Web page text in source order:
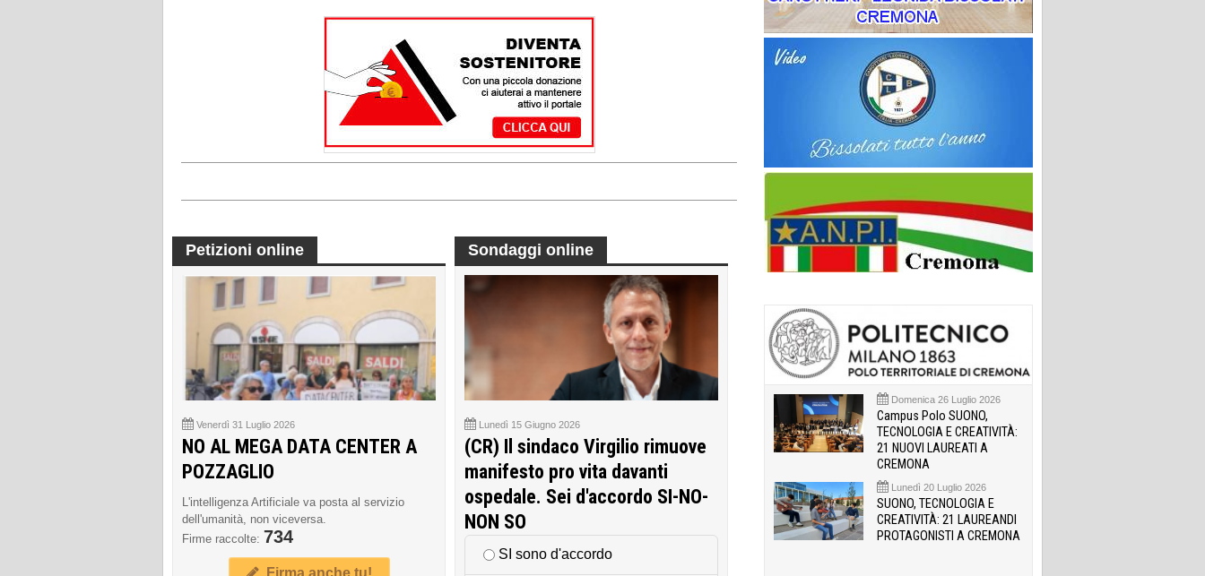
Petizioni online
Venerdì 31 Luglio 2026
NO AL MEGA DATA CENTER A
POZZAGLIO
L'intelligenza Artificiale va posta al servizio
dell'umanità, non viceversa.
Firme raccolte: 734
Firma anche tu!
Sondaggi online
Lunedì 15 Giugno 2026
(CR) Il sindaco Virgilio rimuove
manifesto pro vita davanti
ospedale. Sei d'accordo SI-NO-
NON SO
SI sono d'accordo
Domenica 26 Luglio 2026
Campus Polo SUONO,
TECNOLOGIA E CREATIVITÀ:
21 NUOVI LAUREATI A
CREMONA
Lunedì 20 Luglio 2026
SUONO, TECNOLOGIA E
CREATIVITÀ: 21 LAUREANDI
PROTAGONISTI A CREMONA